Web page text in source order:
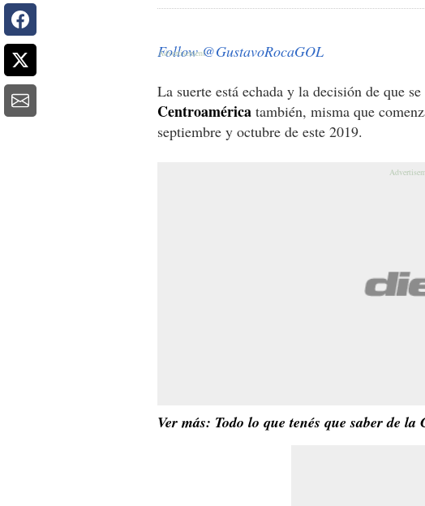
Follow @GustavoRocaGOL
La suerte está echada y la decisión de que
Centroamérica también, misma que
septiembre y octubre de este 2019.
Ver más: Todo lo que tenés que saber de